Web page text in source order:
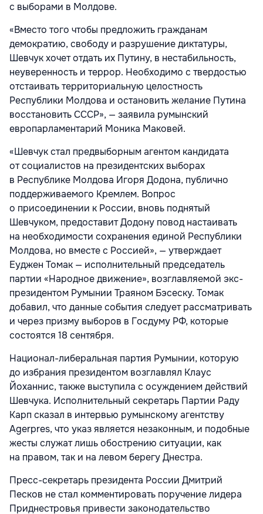
с выборами в Молдове.
«Вместо того чтобы предложить гражданам
демократию, свободу и разрушение диктатуры,
Шевчук хочет отдать их Путину, в нестабильность,
неуверенность и террор. Необходимо с твердостью
отстаивать территориальную целостность
Республики Молдова и остановить желание Путина
восстановить СССР», — заявила румынский
европарламентарий Моника Маковей.
«Шевчук стал предвыборным агентом кандидата
от социалистов на президентских выборах
в Республике Молдова Игоря Додона, публично
поддерживаемого Кремлем. Вопрос
о присоединении к России, вновь поднятый
Шевчуком, предоставит Додону повод настаивать
на необходимости сохранения единой Республики
Молдова, но вместе с Россией», — утверждает
Еуджен Томак — исполнительный председатель
партии «Народное движение», возглавляемой экс-
президентом Румынии Траяном Бэсеску. Томак
добавил, что данные события следует рассматривать
и через призму выборов в Госдуму РФ, которые
состоятся 18 сентября.
Национал-либеральная партия Румынии, которую
до избрания президентом возглавлял Клаус
Йоханнис, также выступила с осуждением действий
Шевчука. Исполнительный секретарь Партии Раду
Карп сказал в интервью румынскому агентству
Agerpres, что указ является незаконным, и подобные
жесты служат лишь обострению ситуации, как
на правом, так и на левом берегу Днестра.
Пресс-секретарь президента России Дмитрий
Песков не стал комментировать поручение лидера
Приднестровья привести законодательство